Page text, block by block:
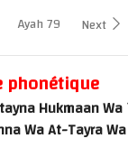
Ayah 79 Next
phonétique
Hukmaan
Wa At-Tayra